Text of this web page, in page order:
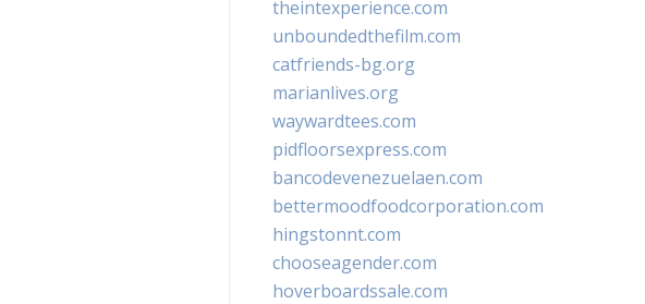
theintexperience.com
unboundedthefilm.com
catfriends-bg.org
marianlives.org
waywardtees.com
pidfloorsexpress.com
bancodevenezuelaen.com
bettermoodfoodcorporation.com
hingstonnt.com
chooseagender.com
hoverboardssale.com